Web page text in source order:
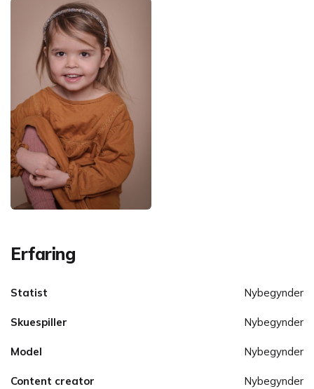
Erfaring
Statist Nybegynder
Skuespiller Nybegynder
Model Nybegynder
Content creator Nybegynder